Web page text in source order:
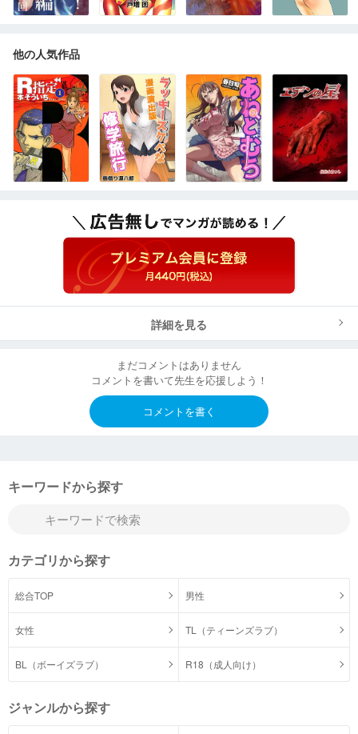
他の人気作品
詳細を見る
まだコメントはありません
コメントを書いて先生を応援しよう！
コメントを書く
キーワードから探す
カテゴリから探す
総合TOP 男性
女性 TL（ティーンズラブ）
BL（ボーイズラブ） R18（成人向け）
ジャンルから探す